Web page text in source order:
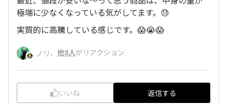
極端に少なくなっている気がしてます。😓
実質的に高騰している感じです。😱😭😱
ノリ 、 他8人がリアクション
いいね 返信する